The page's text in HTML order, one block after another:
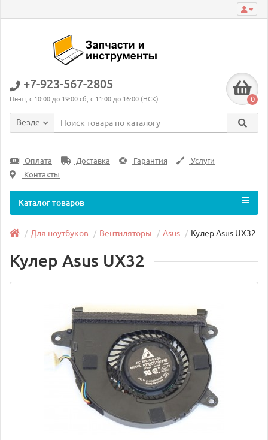
+7-923-567-2805
Пн-пт, с 10:00 до 19:00 сб, с 11:00 до 16:00 (НСК) 0
Везде
Оплата Доставка Гарантия
Услуги
Контакты
Каталог товаров
Для ноутбуков Вентиляторы Asus Кулер Asus UX32
Кулер Asus UX32